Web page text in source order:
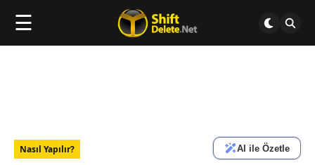
☰
Nasıl Yapılır? AI ile Özetle